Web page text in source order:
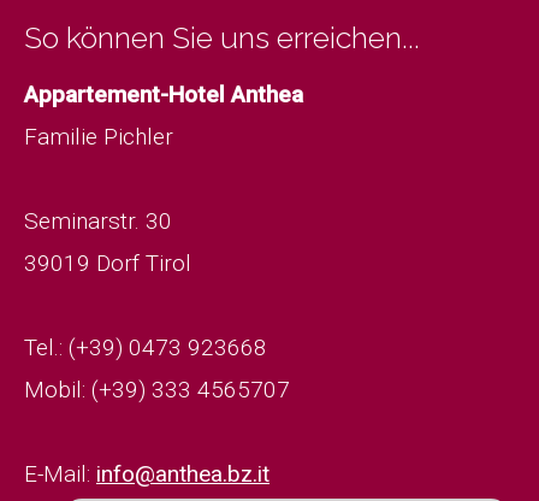
So können Sie uns erreichen...
Appartement-Hotel Anthea
Familie Pichler
Seminarstr. 30
39019 Dorf Tirol
Tel.: (+39) 0473 923668
Mobil: (+39) 333 4565707
E-Mail: info@anthea.bz.it